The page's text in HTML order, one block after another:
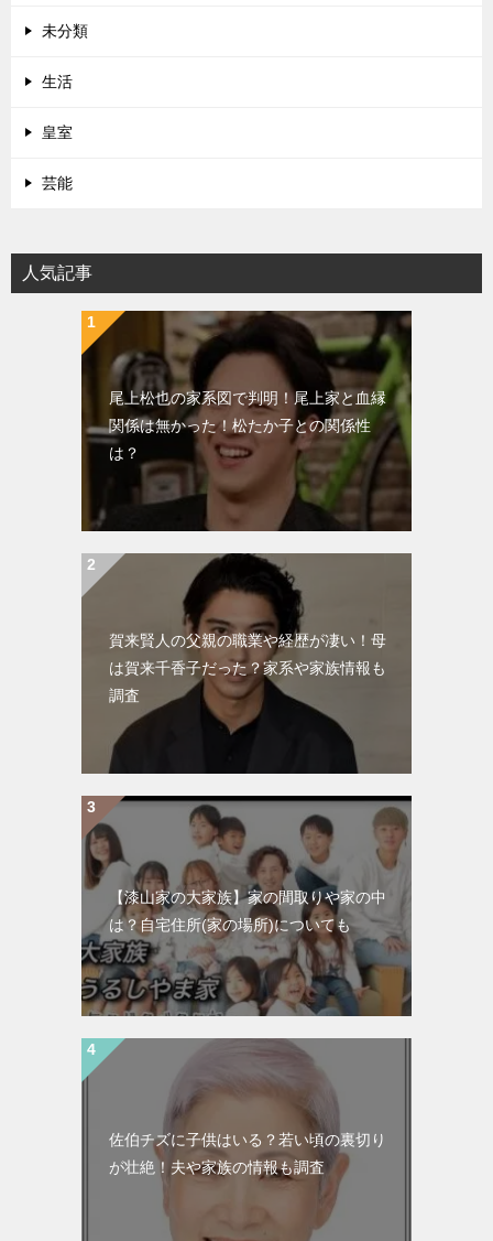
未分類
生活
皇室
芸能
人気記事
尾上松也の家系図で判明！尾上家と血縁
関係は無かった！松たか子との関係性
は？
賀来賢人の父親の職業や経歴が凄い！母
は賀来千香子だった？家系や家族情報も
調査
【漆山家の大家族】家の間取りや家の中
は？自宅住所(家の場所)についても
佐伯チズに子供はいる？若い頃の裏切り
が壮絶！夫や家族の情報も調査